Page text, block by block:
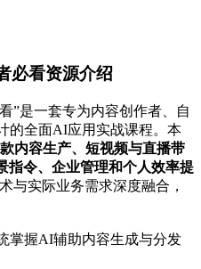
必看资源介绍
”是一套专为内容创作者、自
的全面AI应用实战课程。本
内容生产、短视频与直播带
指令、企业管理和个人效率提
与实际业务需求深度融合，
握AI辅助内容生成与分发